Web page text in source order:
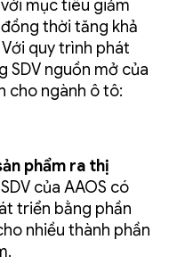
mục tiêu giảm
thời tăng khả
quy trình phát
SDV nguồn mở của
cho ngành ô tô:
phẩm ra thị
của AAOS có
triển bằng phần
nhiều thành phần